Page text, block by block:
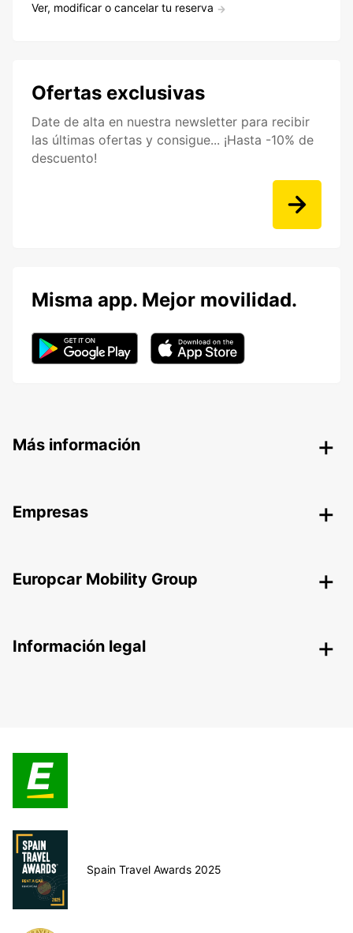
Ver, modificar o cancelar tu reserva
Ofertas exclusivas
Date de alta en nuestra newsletter para recibir
las últimas ofertas y consigue... ¡Hasta -10% de
descuento!
Misma app. Mejor movilidad.
Más información
Empresas
Europcar Mobility Group
Información legal
Spain Travel Awards 2025